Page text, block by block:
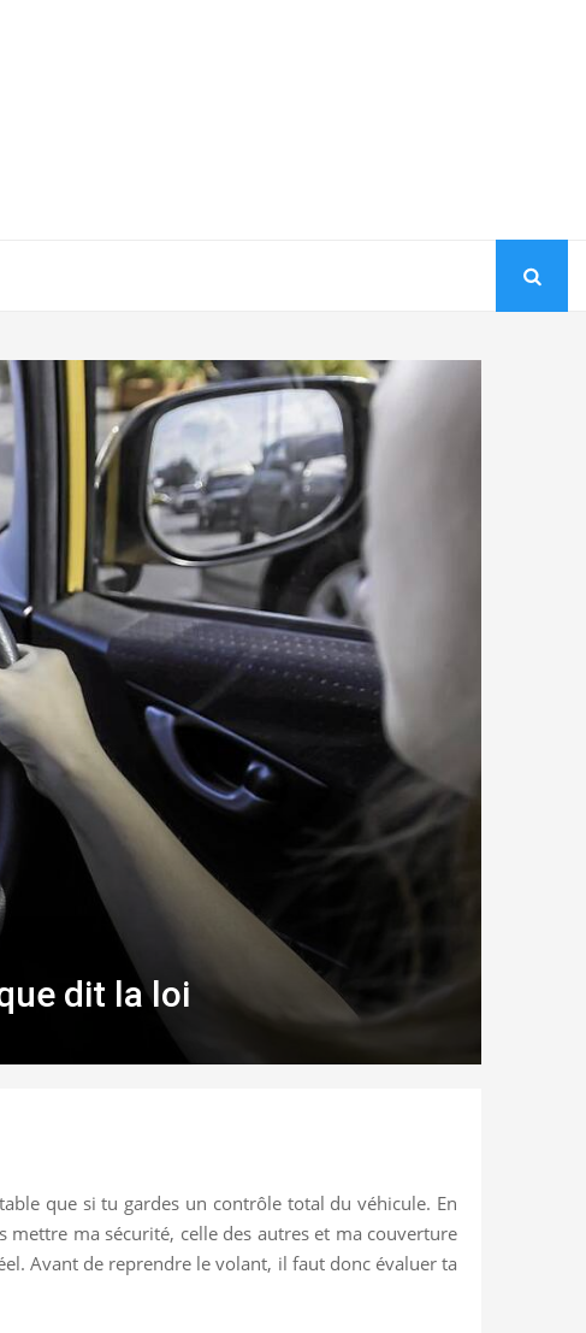
dit la loi
que si tu gardes un contrôle total du véhicule. En
mettre ma sécurité, celle des autres et ma couverture
Avant de reprendre le volant, il faut donc évaluer ta